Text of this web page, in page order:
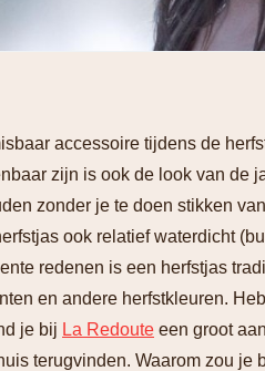
accessoire tijdens de
zijn is ook de look van de
zonder je te doen stikken
ook relatief waterdicht
redenen is een herfstjas
en andere herfstkleuren.
je bij La Redoute een groot
terugvinden. Waarom zou je